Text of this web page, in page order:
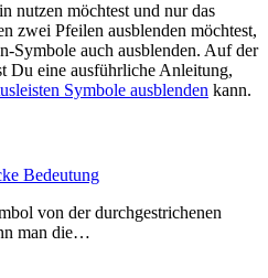
nutzen möchtest und nur das
zwei Pfeilen ausblenden möchtest,
Symbole auch ausblenden. Auf der
Du eine ausführliche Anleitung,
Symbole ausblenden kann.
Bedeutung
von der durchgestrichenen
man die…